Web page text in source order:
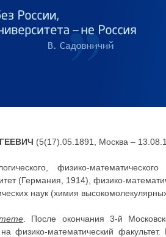
(5(17).05.1891, Москва –
физико-
(Германия, 1914), физико-
наук (химия
. После окончания 3-й
физико-математический